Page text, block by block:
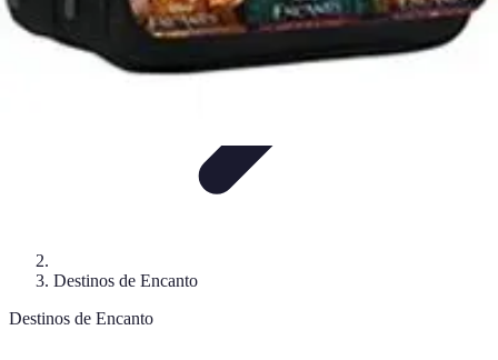
Destinos de Encanto
Destinos de Encanto